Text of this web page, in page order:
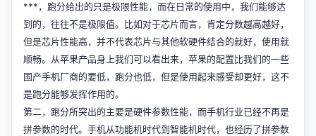
***，跑分给出的只是极限性能，而在日常的使用中，我们能够达
到的，往往不是极限值。比如对于芯片而言，肯定分数越高越好，
但是芯片性能高，并不代表芯片与其他软硬件结合的就好，使用就
顺畅。从苹果产品身上我们可以看出来，苹果的配置比我们的一些
国产手机厂商的要低，跑分也低，但是使用起来感受却更好，这不
是跑分能够发挥作用的。
第二，跑分所突出的主要是硬件参数性能，而手机行业已经不再是
拼参数的时代。手机从功能机时代到智能机时代，也经历了拼参数